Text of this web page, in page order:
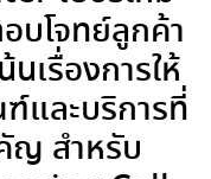
บโจทย์ลูกค้า
เรื่องการให้
และบริการที่
ญ สำหรับ